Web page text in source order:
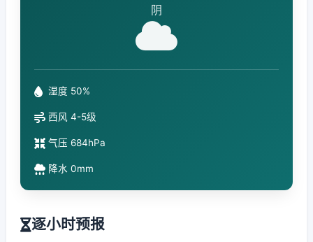
阴
湿度 50%
西风 4-5级
气压 684hPa
降水 0mm
逐小时预报